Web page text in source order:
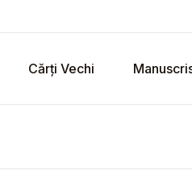
Cărți Vechi